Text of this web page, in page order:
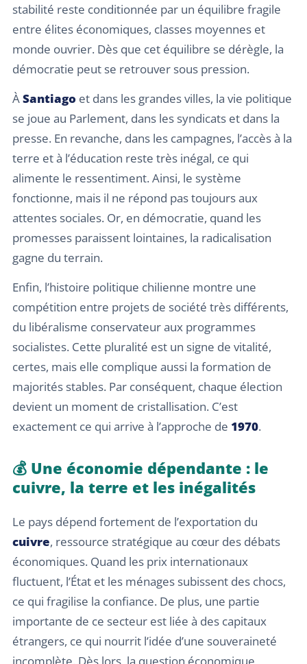
stabilité reste conditionnée par un équilibre fragile
entre élites économiques, classes moyennes et
monde ouvrier. Dès que cet équilibre se dérègle, la
démocratie peut se retrouver sous pression.
ÀSantiago et dans les grandes villes, la vie politique
se joue au Parlement, dans les syndicats et dans la
presse. En revanche, dans les campagnes, l’accès à la
terre et à l’éducation reste très inégal, ce qui
alimente le ressentiment. Ainsi, le système
fonctionne, mais il ne répond pas toujours aux
attentes sociales. Or, en démocratie, quand les
promesses paraissent lointaines, la radicalisation
gagne du terrain.
Enfin, l’histoire politique chilienne montre une
compétition entre projets de société très différents,
du libéralisme conservateur aux programmes
socialistes. Cette pluralité est un signe de vitalité,
certes, mais elle complique aussi la formation de
majorités stables. Par conséquent, chaque élection
devient un moment de cristallisation. C’est
exactement ce qui arrive à l’approche de 1970.
💰 Une économie dépendante : le
cuivre, la terre et les inégalités
Le pays dépend fortement de l’exportation du
cuivre, ressource stratégique au cœur des débats
économiques. Quand les prix internationaux
fluctuent, l’État et les ménages subissent des chocs,
ce qui fragilise la confiance. De plus, une partie
importante de ce secteur est liée à des capitaux
étrangers, ce qui nourrit l’idée d’une souveraineté